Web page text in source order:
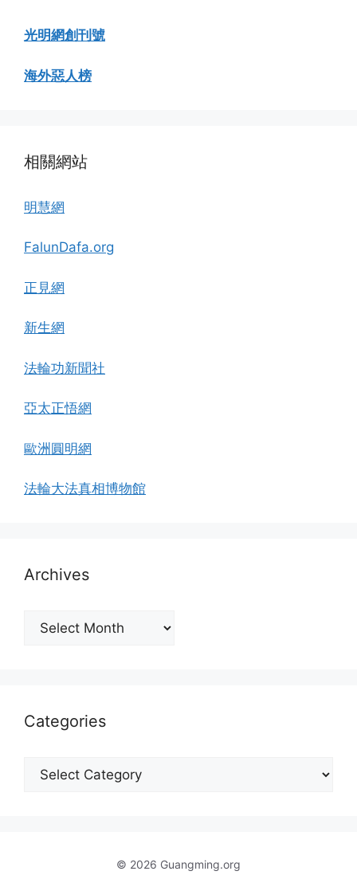
光明網創刊號
海外惡人榜
相關網站
明慧網
FalunDafa.org
正見網
新生網
法輪功新聞社
亞太正悟網
歐洲圓明網
法輪大法真相博物館
Archives
Archives
Categories
Categories
© 2026 Guangming.org